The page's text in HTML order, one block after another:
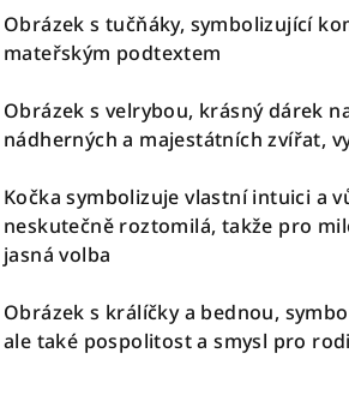
Obrázek s tučňáky, symbolizující
mateřským podtextem
Obrázek s velrybou, krásný dárek
nádherných a majestátních zvířat,
Kočka symbolizuje vlastní intuici a
neskutečně roztomilá, takže pro
jasná volba
Obrázek s králíčky a bednou,
ale také pospolitost a smysl pro